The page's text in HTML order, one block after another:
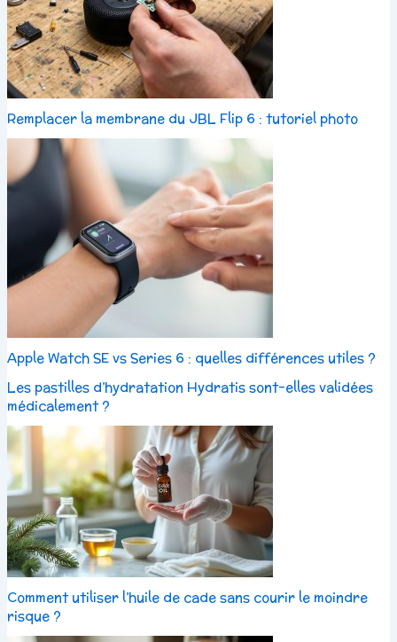
Remplacer la membrane du JBL Flip 6 : tutoriel photo
Apple Watch SE vs Series 6 : quelles différences utiles ?
Les pastilles d’hydratation Hydratis sont-elles validées
médicalement ?
Comment utiliser l’huile de cade sans courir le moindre
risque ?